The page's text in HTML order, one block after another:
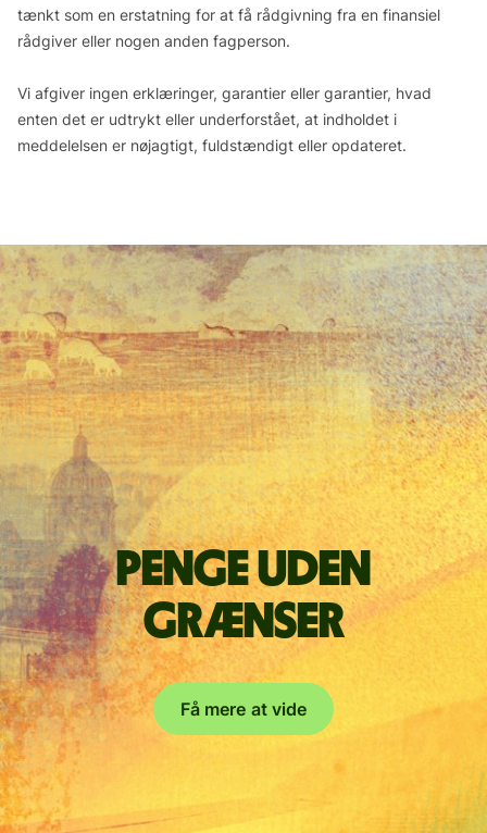
tænkt som en erstatning for at få rådgivning fra en finansiel
rådgiver eller nogen anden fagperson.
Vi afgiver ingen erklæringer, garantier eller garantier, hvad
enten det er udtrykt eller underforstået, at indholdet i
meddelelsen er nøjagtigt, fuldstændigt eller opdateret.
Penge uden
grænser
Få mere at vide